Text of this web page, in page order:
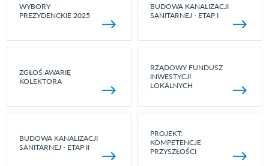
WYBORY
PREZYDENCKIE 2025
BUDOWA KANALIZACJI
SANITARNEJ - ETAP I
ZGŁOŚ AWARIĘ
KOLEKTORA
RZĄDOWY FUNDUSZ
INWESTYCJI
LOKALNYCH
BUDOWA KANALIZACJI
SANITARNEJ - ETAP II
PROJEKT:
KOMPETENCJE
PRZYSZŁOŚCI